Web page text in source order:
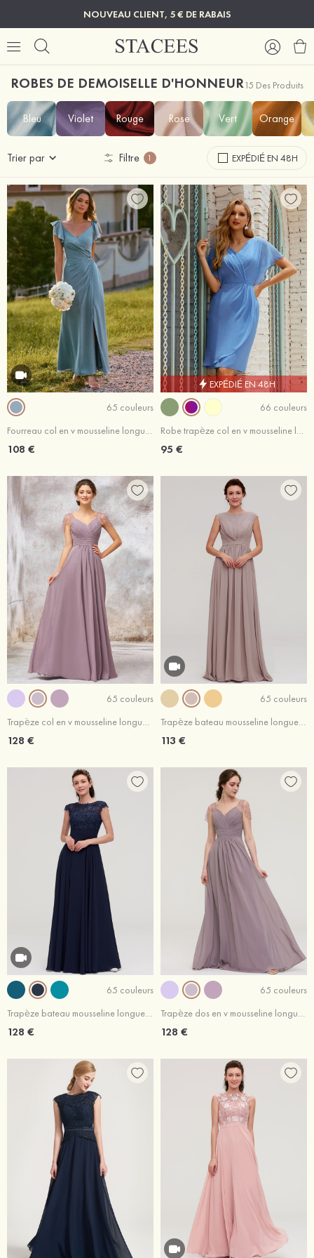
NOUVEAU CLIENT, 5 € DE RABAIS
ROBES DE DEMOISELLE D'HONNEUR15 Des Produits
Bleu Violet Rouge Rose Vert Orange
Trier par Filtre 1 EXPÉDIÉ EN 48H
65 couleurs
Fourreau col en v mousseline longueur ras du sol robe de demoiselle d'honneur avec plissé volants
108 €
EXPÉDIÉ EN 48H
66 couleurs
Robe trapèze col en v mousseline longueur genou robe de mère de la mariée
95 €
65 couleurs
Trapèze col en v mousseline longueur ras du sol robe de demoiselle d'honneur avec perle crépuscule
128 €
65 couleurs
Trapèze bateau mousseline longueur ras du sol robe de demoiselle d'honneur avec plissé taupe
113 €
65 couleurs
Trapèze bateau mousseline longueur ras du sol robe de demoiselle d'honneur avec appliqué
128 €
65 couleurs
Trapèze dos en v mousseline longueur ras du sol robe de demoiselle d'honneur avec perle
128 €